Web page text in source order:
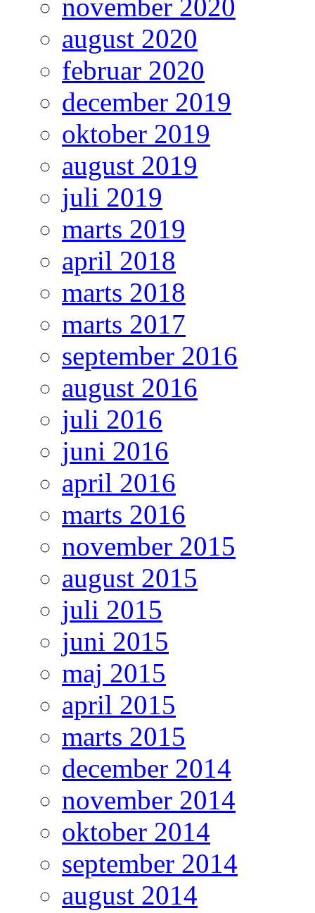
november 2020
august 2020
februar 2020
december 2019
oktober 2019
august 2019
juli 2019
marts 2019
april 2018
marts 2018
marts 2017
september 2016
august 2016
juli 2016
juni 2016
april 2016
marts 2016
november 2015
august 2015
juli 2015
juni 2015
maj 2015
april 2015
marts 2015
december 2014
november 2014
oktober 2014
september 2014
august 2014